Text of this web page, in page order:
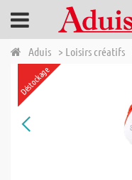
Aduis > Loisirs créatifs
Déstockage